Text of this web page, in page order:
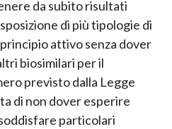
da subito risultati
di più tipologie di
attivo senza dover
biosimilari per il
previsto dalla Legge
di non dover esperire
particolari